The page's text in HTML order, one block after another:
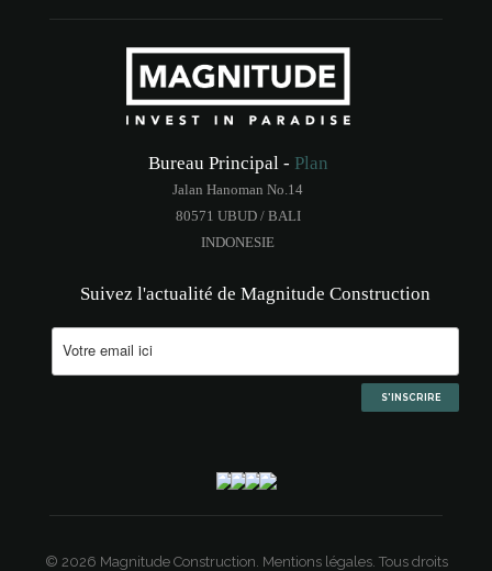
Bureau Principal - Plan
Jalan Hanoman No.14
80571 UBUD / BALI
INDONESIE
Suivez l'actualité de Magnitude Construction
© 2026 Magnitude Construction. Mentions légales. Tous droits